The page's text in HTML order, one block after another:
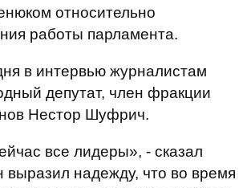
относительно
работы парламента.
в интервью журналистам
депутат, член фракции
Нестор Шуфрич.
все лидеры», - сказал
надежду, что во время